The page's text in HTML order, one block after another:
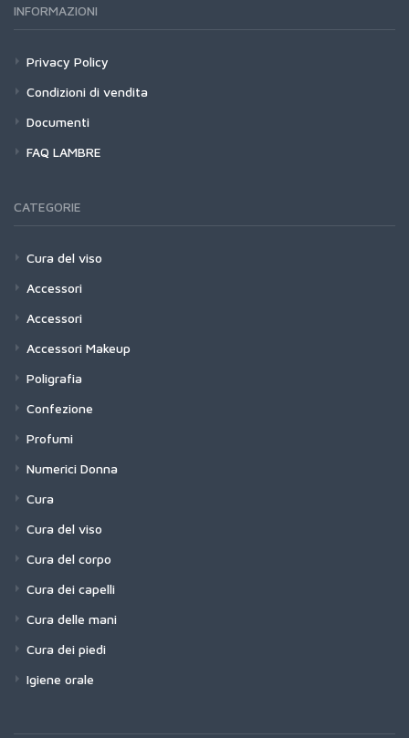
INFORMAZIONI
Privacy Policy
Condizioni di vendita
Documenti
FAQ LAMBRE
CATEGORIE
Cura del viso
Accessori
Accessori
Accessori Makeup
Poligrafia
Confezione
Profumi
Numerici Donna
Cura
Cura del viso
Cura del corpo
Cura dei capelli
Cura delle mani
Cura dei piedi
Igiene orale